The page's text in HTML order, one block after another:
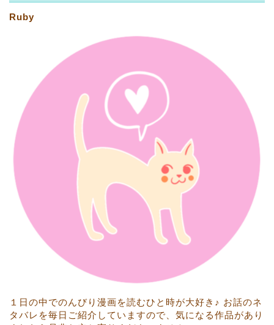
Ruby
１日の中でのんびり漫画を読むひと時が大好き♪ お話のネ
タバレを毎日ご紹介していますので、気になる作品があり